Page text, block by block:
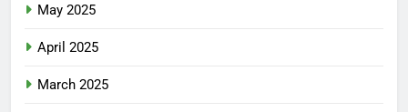
May 2025
April 2025
March 2025